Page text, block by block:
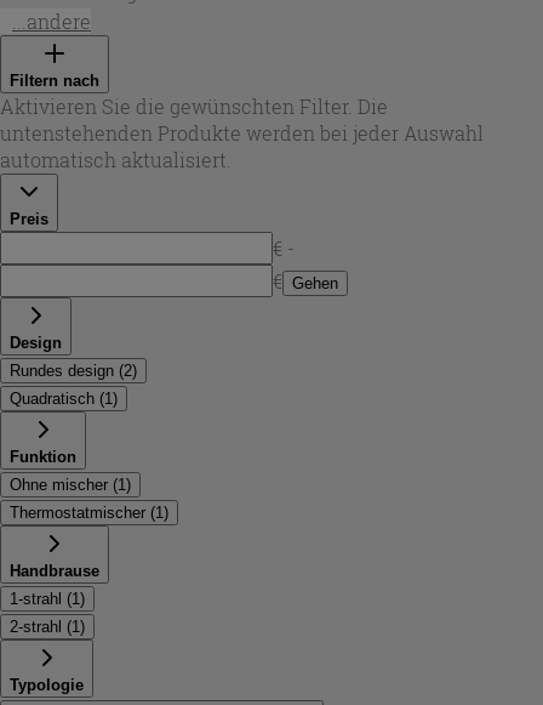
Schwarz, passen zu klassischen wie minimalistischen
Bädern. Je nach Modell stehen Durchmesser von ca. 18 bis
26 cm zur Auswahl – für ein gezieltes Duschbild oder
großzügige Abdeckung. Hochwertige Materialien wie
Messing oder Edelstahl sorgen für Stabilität und eine
langlebige Oberfläche, die auch bei täglicher Nutzung
ihren Look behält.
...andere
Filtern nach
Aktivieren Sie die gewünschten Filter. Die
untenstehenden Produkte werden bei jeder Auswahl
automatisch aktualisiert.
Preis
€ -
€ Gehen
Design
Rundes design (2)
Quadratisch (1 )
Funktion
Ohne mischer (1 )
Thermostatmischer (1 )
Handbrause
1-strahl (1 )
2-strahl (1 )
Typologie